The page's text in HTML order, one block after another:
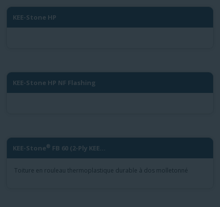
KEE-Stone HP
KEE-Stone HP NF Flashing
KEE-Stone® FB 60 (2-Ply KEE...
Toiture en rouleau thermoplastique durable à dos molletonné